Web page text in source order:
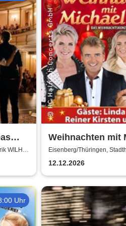
-
WILH.
Weihnachten mit
Hirte 2026
Eisenberg/Thüringen,
12.12.2026
Uhr